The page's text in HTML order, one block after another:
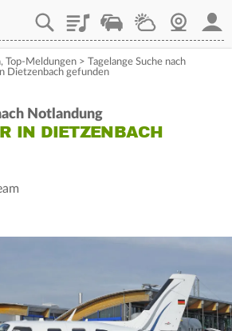
PlaylistStaupilotWetterWebcam
, Top-Meldungen > Tagelange Suche nach
Dietzenbach gefunden
Notlandung
IN DIETZENBACH